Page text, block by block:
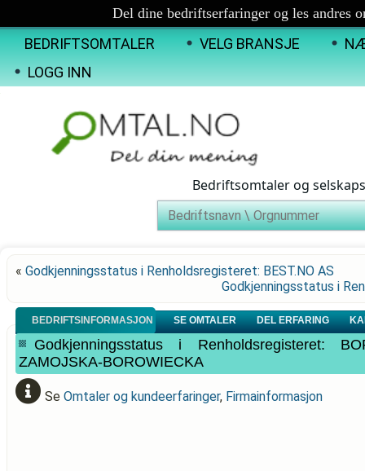
Del dine bedriftserfaringer og les andres
BEDRIFTSOMTALER VELG BRANSJE
LOGG INN
Bedriftsomtaler og
« Godkjenningsstatus i Renholdsregisteret: BEST.NO AS
Godkjenningsstatus i
BEDRIFTSINFORMASJON SE OMTALER DEL ERFARING
Godkjenningsstatus i Renholdsregisteret:
ZAMOJSKA-BOROWIECKA
Se Omtaler og kundeerfaringer, Firmainformasjon